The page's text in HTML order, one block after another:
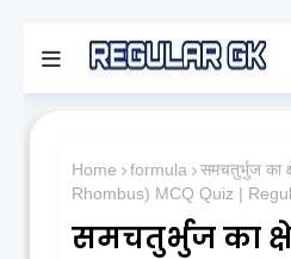
Home formula
समचतुर्भुज का
Rhombus) MCQ Quiz |
समचतुर्भुज का